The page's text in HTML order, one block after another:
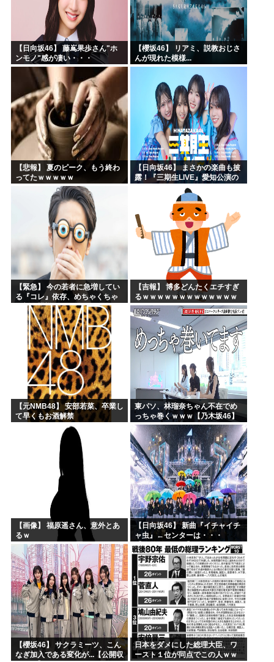
【日向坂46】 藤嶌果歩さん"ホ
ンモノ"感が凄い・・・
【櫻坂46】 リアミ、説教おじさ
んが現れた模様...
【悲報】 夏のピーク、もう終わ
ってたｗｗｗｗｗ
【日向坂46】 まさかの楽曲も披
露！『三期生LIVE』愛知公演の
【緊急】 今の若者に急増してい
る『コレ』依存、めちゃくちゃ
深刻な模様w w w w w w w w w w
【吉報】 博多どんたくエチすぎ
るｗｗｗｗｗｗｗｗｗｗｗｗｗ
ｗｗ
【元NMB48】 安部若菜、卒業し
て早くもお酒解禁
東パソ、林瑠奈ちゃん不在でめ
っちゃ巻くｗｗｗ【乃木坂46】
【画像】 福原遥さん、意外とあ
るｗ
【日向坂46】 新曲『イチャイチ
ャ虫』←センターは・・・
【18thシングル】
【櫻坂46】 サクラミーツ、こん
なぎ加入である変化が...【公開収
日本をダメにした総理大臣、ワ
ースト１位が同点でこの人ｗｗ